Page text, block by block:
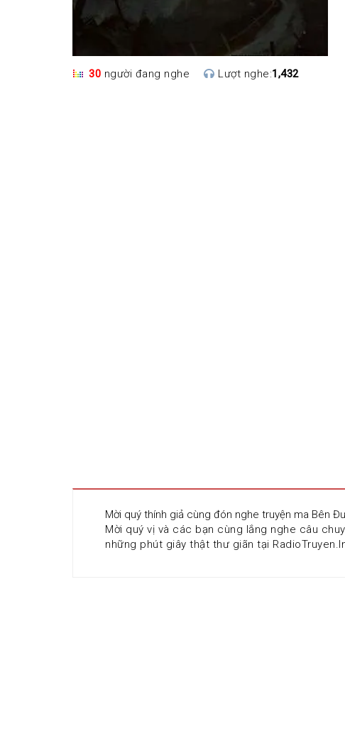
30 người đang nghe Lượt nghe:1,432
Mời quý thính giả cùng đón nghe truyện ma Bên
Mời quý vị và các bạn cùng lắng nghe câu
những phút giây thật thư giãn tại